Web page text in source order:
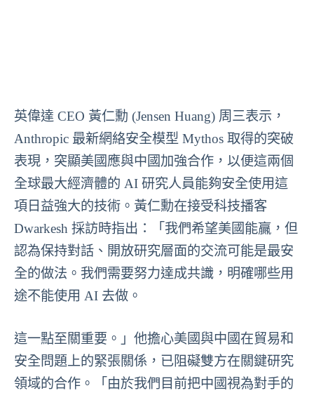
英偉達 CEO 黃仁勳 (Jensen Huang) 周三表示，
Anthropic 最新網絡安全模型 Mythos 取得的突破
表現，突顯美國應與中國加強合作，以便這兩個
全球最大經濟體的 AI 研究人員能夠安全使用這
項日益強大的技術。黃仁勳在接受科技播客
Dwarkesh 採訪時指出：「我們希望美國能贏，但
認為保持對話、開放研究層面的交流可能是最安
全的做法。我們需要努力達成共識，明確哪些用
途不能使用 AI 去做。
這一點至關重要。」他擔心美國與中國在貿易和
安全問題上的緊張關係，已阻礙雙方在關鍵研究
領域的合作。「由於我們目前把中國視為對手的